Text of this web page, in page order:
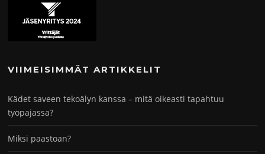
VIIMEISIMMÄT ARTIKKELIT
Kädet saveen tekoälyn kanssa – mitä oikeasti tapahtuu
työpajassa?
Miksi paastoan?